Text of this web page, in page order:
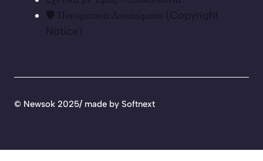
🛡️ Πνευματικά Δικαιώματα (Copyright
Notice)
© Newsok 2025/ made by Softnext